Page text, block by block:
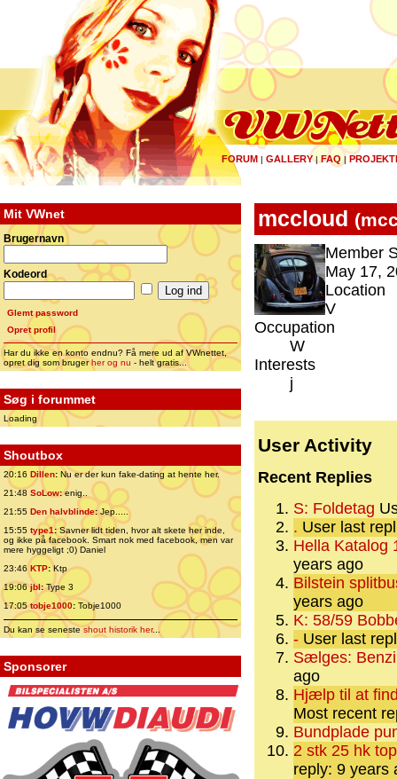
FORUM | GALLERY|FAQ |
Mit VWnet
Brugernavn
Kodeord
Glemt password
Opret profil
Har du ikke en konto endnu? Få mere ud af VWnettet,
opret dig som brugerher og nu - helt gratis...
Søg i forummet
Loading
Shoutbox
20:16 Dillen: Nu er der kun fake-dating at hente her.
21:48 SoLow:enig..
21:55 Den halvblinde:Jep.....
15:55 type1:Savner lidt tiden, hvor alt skete her inde,
og ikke på facebook. Smart nok med facebook, men var
mere hyggeligt ;0) Daniel
23:46 KTP:Ktp
19:06jbl:Type 3
17:05tobje1000: Tobje1000
Du kan se senesteshout historik her...
Sponsorer
mccloud (
Member
May 17,
Location
V
Occupation
W
Interests
j
User Activity
Recent Replies
S: Foldetag
. User last
Hella Katalog
years ago
Bilstein
years ago
K: 58/59
- User last
Sælges:
ago
Hjælp til at
Most recent
Bundplade
2 stk 25 hk
reply: 9 years